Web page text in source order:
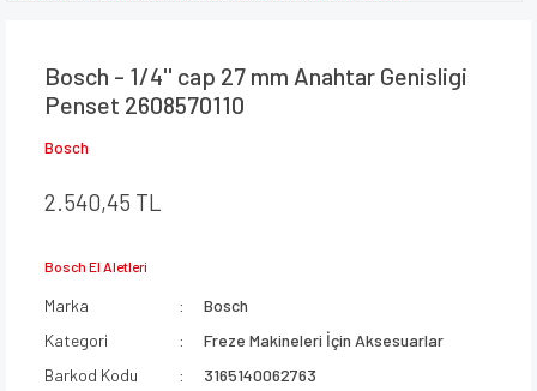
Bosch - 1/4'' cap 27 mm Anahtar Genisligi
Penset 2608570110
Bosch
2.540,45 TL
Bosch El Aletleri
Marka
Bosch
Kategori
Freze Makineleri İçin Aksesuarlar
Barkod Kodu
3165140062763